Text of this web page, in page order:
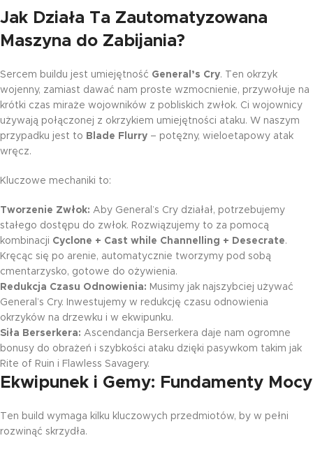
Jak Działa Ta Zautomatyzowana
Maszyna do Zabijania?
Sercem buildu jest umiejętność General’s Cry. Ten okrzyk
wojenny, zamiast dawać nam proste wzmocnienie, przywołuje na
krótki czas miraże wojowników z pobliskich zwłok. Ci wojownicy
używają połączonej z okrzykiem umiejętności ataku. W naszym
przypadku jest to Blade Flurry – potężny, wieloetapowy atak
wręcz.
Kluczowe mechaniki to:
Tworzenie Zwłok: Aby General’s Cry działał, potrzebujemy
stałego dostępu do zwłok. Rozwiązujemy to za pomocą
kombinacji Cyclone + Cast while Channelling + Desecrate.
Kręcąc się po arenie, automatycznie tworzymy pod sobą
cmentarzysko, gotowe do ożywienia.
Redukcja Czasu Odnowienia: Musimy jak najszybciej używać
General’s Cry. Inwestujemy w redukcję czasu odnowienia
okrzyków na drzewku i w ekwipunku.
Siła Berserkera: Ascendancja Berserkera daje nam ogromne
bonusy do obrażeń i szybkości ataku dzięki pasywkom takim jak
Rite of Ruin i Flawless Savagery.
Ekwipunek i Gemy: Fundamenty Mocy
Ten build wymaga kilku kluczowych przedmiotów, by w pełni
rozwinąć skrzydła.